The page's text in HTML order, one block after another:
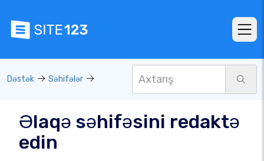
Dəstək Səhifələr
Əlaqə səhifəsini redaktə
edin